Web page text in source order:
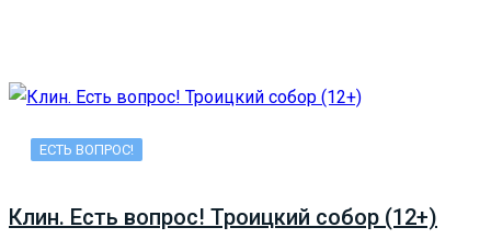
ЕСТЬ ВОПРОС!
Клин. Есть вопрос! Троицкий собор (12+)